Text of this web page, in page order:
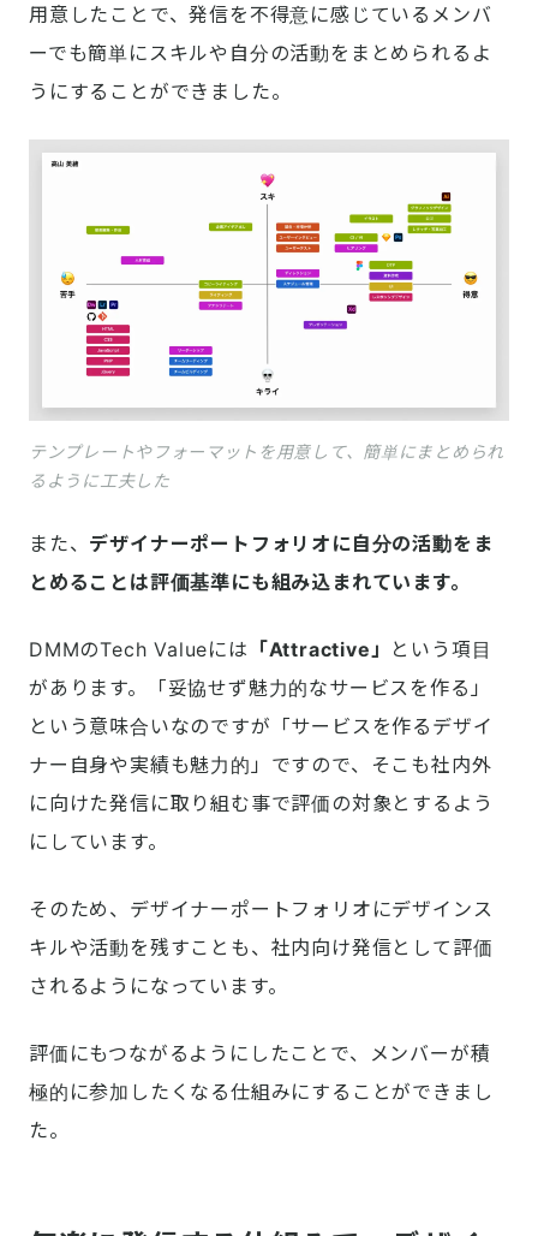
用意したことで、発信を不得意に感じているメンバ
ーでも簡単にスキルや自分の活動をまとめられるよ
うにすることができました。
テンプレートやフォーマットを用意して、簡単にまとめられ
るように工夫した
また、 デザイナーポートフォリオに自分の活動をま
とめることは評価基準にも組み込まれています。
DMMのTech Valueには 「Attractive」
という項目
があります。「妥協せず魅力的なサービスを作る」
という意味合いなのですが「サービスを作るデザイ
ナー自身や実績も魅力的」ですので、そこも社内外
に向けた発信に取り組む事で評価の対象とするよう
にしています。
そのため、デザイナーポートフォリオにデザインス
キルや活動を残すことも、社内向け発信として評価
されるようになっています。
評価にもつながるようにしたことで、メンバーが積
極的に参加したくなる仕組みにすることができまし
た。